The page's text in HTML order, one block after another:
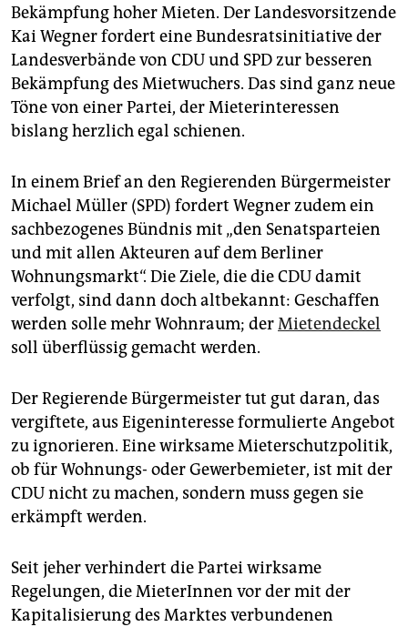
Bekämpfung hoher Mieten. Der Landesvorsitzende
Kai Wegner fordert eine Bundesratsinitiative der
Landesverbände von CDU und SPD zur besseren
Bekämpfung des Mietwuchers. Das sind ganz neue
Töne von einer Partei, der Mieterinteressen
bislang herzlich egal schienen.
In einem Brief an den Regierenden Bürgermeister
Michael Müller (SPD) fordert Wegner zudem ein
sachbezogenes Bündnis mit „den Senatsparteien
und mit allen Akteuren auf dem Berliner
Wohnungsmarkt“. Die Ziele, die die CDU damit
verfolgt, sind dann doch altbekannt: Geschaffen
werden solle mehr Wohnraum; derMietendeckel
soll überflüssig gemacht werden.
Der Regierende Bürgermeister tut gut daran, das
vergiftete, aus Eigeninteresse formulierte Angebot
zu ignorieren. Eine wirksame Mieterschutzpolitik,
ob für Wohnungs- oder Gewerbemieter, ist mit der
CDU nicht zu machen, sondern muss gegen sie
erkämpft werden.
Seit jeher verhindert die Partei wirksame
Regelungen, die MieterInnen vor der mit der
Kapitalisierung des Marktes verbundenen